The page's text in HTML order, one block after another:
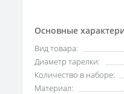
Основные
Вид товара:
Диаметр тарелки:
Количество в наборе:
Материал: